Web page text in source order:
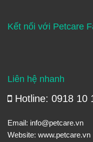
Kết nối với Petcare
Liên hệ nhanh
Hotline: 0918 10
Email: info@petcare.vn
Website: www.petcare.vn